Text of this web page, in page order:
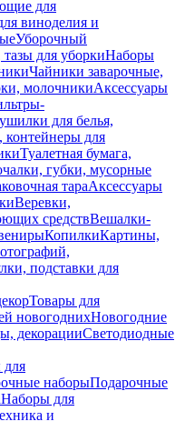
для
виноделия и
Уборочный
тазы для уборкиНаборы
Чайники заварочные,
молочникиАксессуары
для белья,
для
Туалетная бумага,
губки, мусорные
тараАксессуары
Веревки,
средствВешалки-
КопилкиКартины,
подставки для
Товары для
новогоднихНовогодние
декорацииСветодиодные
для
наборыПодарочные
Наборы для
и